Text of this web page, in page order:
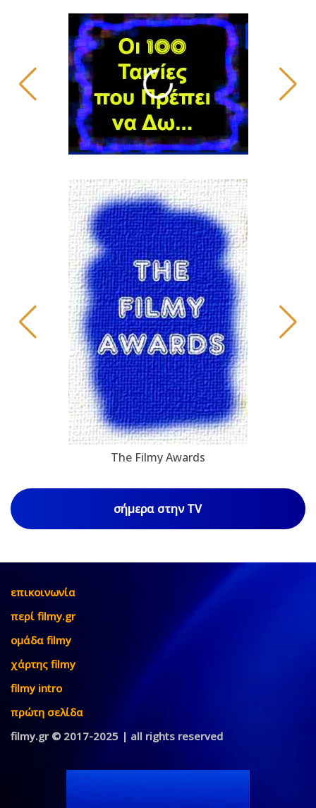
The Filmy Awards
σήμερα στην TV
επικοινωνία
περί filmy.gr
ομάδα filmy
χάρτης filmy
filmy intro
πρώτη σελίδα
filmy.gr © 2017-2025 | all rights reserved